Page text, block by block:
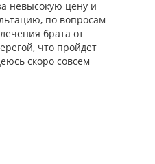
невысокую цену и
по вопросам
брата от
что пройдет
скоро совсем